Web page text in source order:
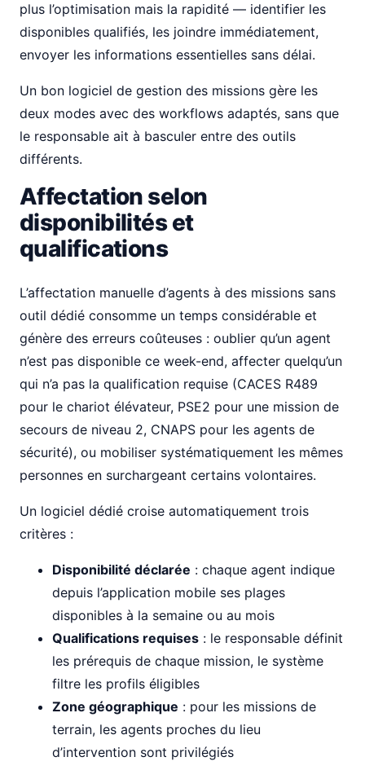
plus l’optimisation mais la rapidité — identifier les
disponibles qualifiés, les joindre immédiatement,
envoyer les informations essentielles sans délai.
Un bon logiciel de gestion des missions gère les
deux modes avec des workflows adaptés, sans que
le responsable ait à basculer entre des outils
différents.
Affectation selon
disponibilités et
qualifications
L’affectation manuelle d’agents à des missions sans
outil dédié consomme un temps considérable et
génère des erreurs coûteuses : oublier qu’un agent
n’est pas disponible ce week-end, affecter quelqu’un
qui n’a pas la qualification requise (CACES R489
pour le chariot élévateur, PSE2 pour une mission de
secours de niveau 2, CNAPS pour les agents de
sécurité), ou mobiliser systématiquement les mêmes
personnes en surchargeant certains volontaires.
Un logiciel dédié croise automatiquement trois
critères :
Disponibilité déclarée : chaque agent indique
depuis l’application mobile ses plages
disponibles à la semaine ou au mois
Qualifications requises : le responsable définit
les prérequis de chaque mission, le système
filtre les profils éligibles
Zone géographique : pour les missions de
terrain, les agents proches du lieu
d’intervention sont privilégiés